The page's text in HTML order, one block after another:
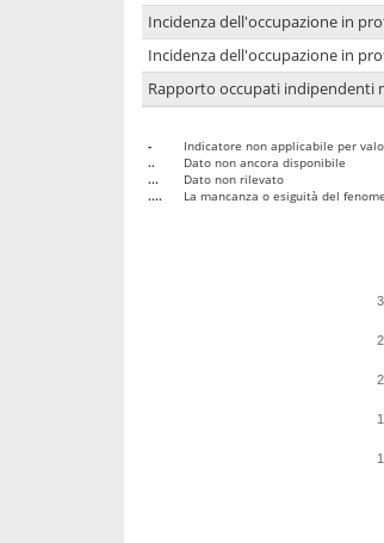
Incidenza dell'occupazione in
Incidenza dell'occupazione in
Rapporto occupati indipendenti
-
Indicatore non applicabile per
..
Dato non ancora disponibile
...
Dato non rilevato
....
La mancanza o esiguità del